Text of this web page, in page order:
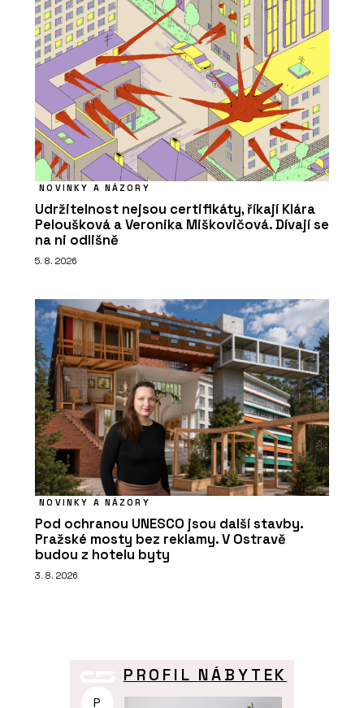
NOVINKY A NÁZORY
Udržitelnost nejsou certifikáty, říkají Klára
Peloušková a Veronika Miškovičová. Dívají se
na ni odlišně
5. 8. 2026
NOVINKY A NÁZORY
Pod ochranou UNESCO jsou další stavby.
Pražské mosty bez reklamy. V Ostravě
budou z hotelu byty
3. 8. 2026
P
PROFIL NÁBYTEK